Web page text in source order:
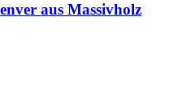
aus Massivholz